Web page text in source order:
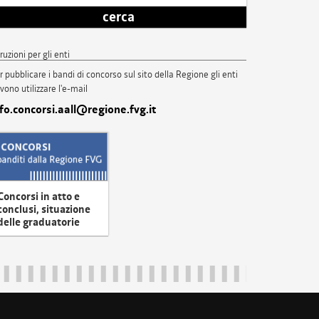
cerca
per gli enti
pubblicare i bandi di concorso sul sito della Regione gli enti
utilizzare l'e-mail
in atto e
situazione
graduatorie